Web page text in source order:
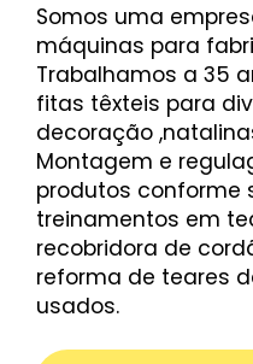
Somos uma
máquinas para
Trabalhamos a 35
fitas têxteis para
decoração
Montagem e
produtos conforme
treinamentos em
recobridora de
reforma de teares
usados.